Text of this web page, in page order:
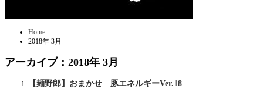
Home
2018年 3月
アーカイブ：2018年 3月
【麺野郎】おまかせ 豚エネルギーVer.18